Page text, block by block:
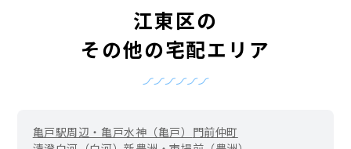
江東区の
その他の宅配エリア
亀戸駅周辺・亀戸水神（亀戸） 門前仲町